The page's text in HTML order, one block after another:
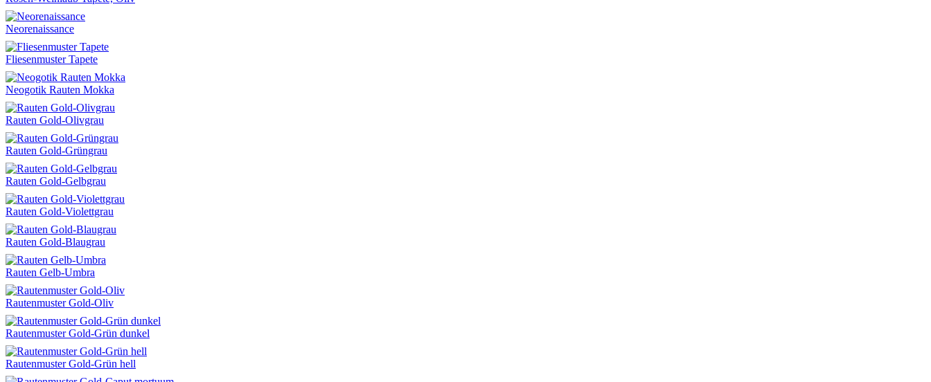
Neorenaissance
Fliesenmuster Tapete
Neogotik Rauten Mokka
Rauten Gold-Olivgrau
Rauten Gold-Grüngrau
Rauten Gold-Gelbgrau
Rauten Gold-Violettgrau
Rauten Gold-Blaugrau
Rauten Gelb-Umbra
Rautenmuster Gold-Oliv
Rautenmuster Gold-Grün dunkel
Rautenmuster Gold-Grün hell